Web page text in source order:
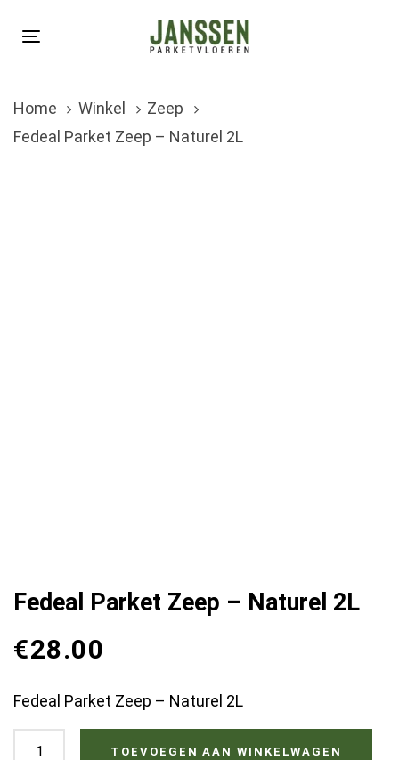
links
navigation
Skip
Toggle
Home
Winkel
Zeep
Fedeal Parket Zeep – Naturel 2L
Fedeal Parket Zeep – Naturel 2L
€28.00
Fedeal Parket Zeep – Naturel 2L
Fedeal
TOEVOEGEN AAN WINKELWAGEN